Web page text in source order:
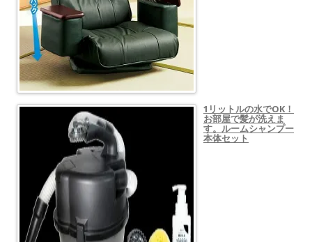
1リットルの水でOK！
お部屋で髪が洗えま
す。ルームシャンプー
本体セット